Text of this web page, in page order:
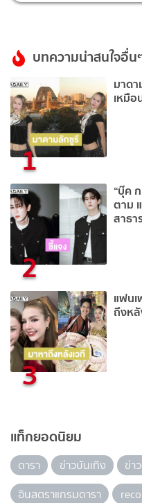
บทความน่าสนใจอื่น
1
มาด
เหมื
2
“บุ๊ค
ตาม
สาธา
3
แฟนเ
ถึงหลั
แท็กยอดนิยม
ดารา ข่าวบันเทิง ข่า
อินสตราแกรมดารา